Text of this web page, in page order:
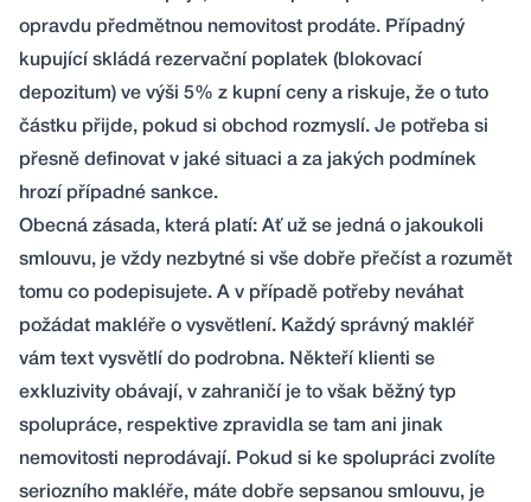
opravdu předmětnou nemovitost prodáte. Případný
kupující skládá rezervační poplatek (blokovací
depozitum) ve výši 5% z kupní ceny a riskuje, že o tuto
částku přijde, pokud si obchod rozmyslí. Je potřeba si
přesně definovat v jaké situaci a za jakých podmínek
hrozí případné sankce.
Obecná zásada, která platí: Ať už se jedná o jakoukoli
smlouvu, je vždy nezbytné si vše dobře přečíst a rozumět
tomu co podepisujete. A v případě potřeby neváhat
požádat makléře o vysvětlení. Každý správný makléř
vám text vysvětlí do podrobna. Někteří klienti se
exkluzivity obávají, v zahraničí je to však běžný typ
spolupráce, respektive zpravidla se tam ani jinak
nemovitosti neprodávají. Pokud si ke spolupráci zvolíte
seriozního makléře, máte dobře sepsanou smlouvu, je